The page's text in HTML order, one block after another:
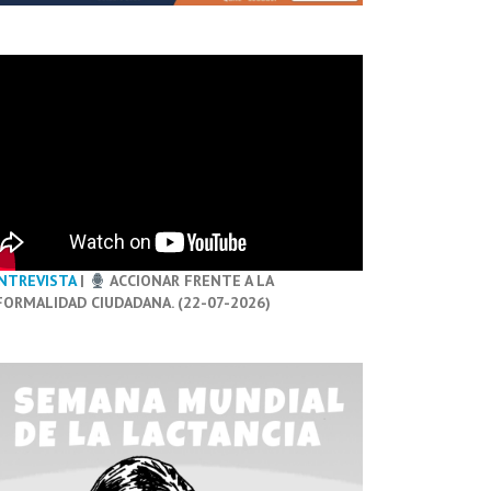
|
ACCIONAR FRENTE A LA
CIUDADANA. (22-07-2026)